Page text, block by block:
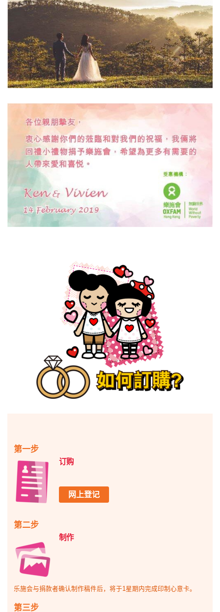
第一步
订购
网上登记
第二步
制作
乐施会与捐款者确认制作稿件后，将于1星期内完成印制心意卡。
第三步